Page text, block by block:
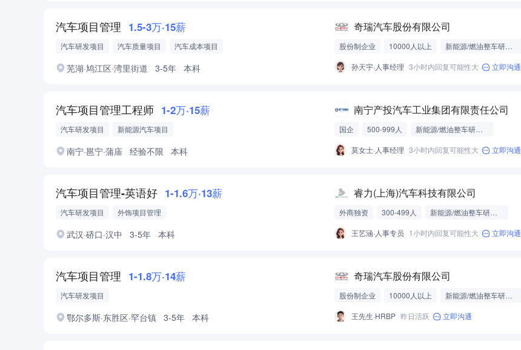
汽车项目管理 1.5-3万·15薪
汽车研发项目 汽车质量项目 汽车成本项目
芜湖·鸠江区·湾里街道 3-5年 本科
奇瑞汽车股份有限公司
股份制企业 10000人以上
新能源/燃油整车研发制造
孙天宇·人事经理 3小时内回复可能性大 立即沟通
汽车项目管理工程师 1-2万·15薪
汽车研发项目 新能源汽车项目
南宁·邕宁·蒲庙 经验不限 本科
南宁产投汽车工业集团有限责任公司
国企 500-999人
新能源/燃油整车研发制造
莫女士·人事经理 3小时内回复可能性大 立即沟通
汽车项目管理-英语好 1-1.6万·13薪
汽车研发项目 外饰项目管理
武汉·硚口·汉中 3-5年 本科
睿力(上海)汽车科技有限公司
外商独资 300-499人
新能源/燃油整车研发制造
王艺涵·人事专员 1小时内回复可能性大 立即沟通
汽车项目管理 1-1.8万·14薪
汽车研发项目
鄂尔多斯·东胜区·罕台镇 3-5年 本科
奇瑞汽车股份有限公司
股份制企业 10000人以上
新能源/燃油整车研发制造
王先生·HRBP 昨日活跃 立即沟通